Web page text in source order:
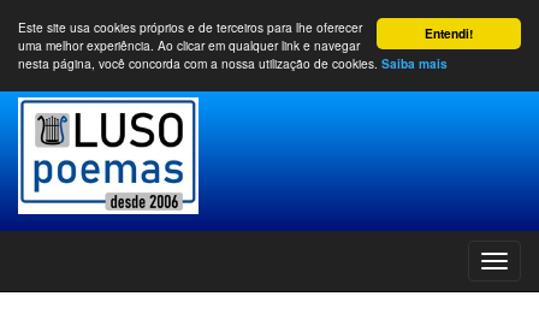
Entendi!
Este site usa cookies próprios e de terceiros para lhe oferecer
uma melhor experiência. Ao clicar em qualquer link e navegar
nesta página, você concorda com a nossa utilização de cookies. Saiba mais